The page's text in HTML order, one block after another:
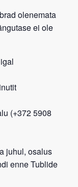
olenemata
ei ole
(+372 5908
juhul, osalus
enne Tublide